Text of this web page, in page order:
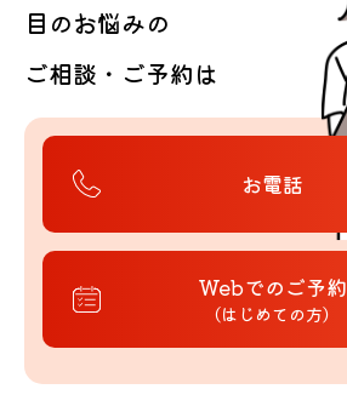
目のお悩みの
ご相談・ご予約は
お電話
Webでのご予約
（はじめての方）